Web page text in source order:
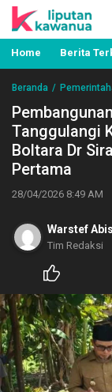
Liputan
Berita
Pemerintahan,
Home Berita
Beranda
Tanggulangi
Boltara Dr
Pertama
28/04/2026 8:49 AM
Warstef
Tim Redaksi